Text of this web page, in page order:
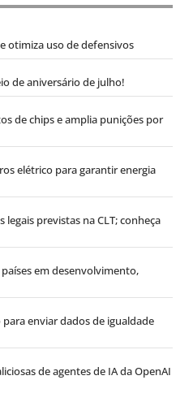
otimiza uso de defensivos
de aniversário de julho!
de chips e amplia punições por
elétrico para garantir energia
legais previstas na CLT; conheça
em desenvolvimento,
enviar dados de igualdade
de agentes de IA da OpenAI